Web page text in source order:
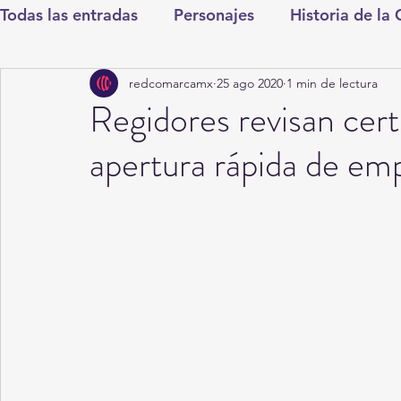
Todas las entradas Personajes Historia de la
Deportes Salud Entretenimiento
Round Cero Columnistas CDMX
Regidores revisan
apertura rápida de
redcomarcamx 25 ago 2020 1 min de lectura